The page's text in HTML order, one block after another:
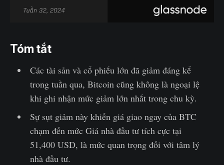
Tóm tắt
Các tài sản và cổ phiếu lớn đã giảm đáng kể
trong tuần qua, Bitcoin cũng không là ngoại lệ
khi ghi nhận mức giảm lớn nhất trong chu kỳ.
Sự sụt giảm này khiến giá giao ngay của BTC
chạm đến mức Giá nhà đầu tư tích cực tại
51,400 USD, là mức quan trọng đối với tâm lý
nhà đầu tư.